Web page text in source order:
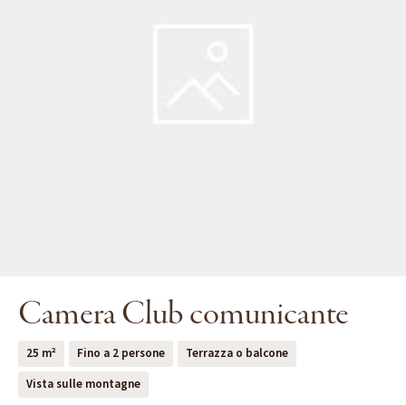
Camera Club comunicante
25 m² Fino a 2 persone
Terrazza o balcone
Vista sulle montagne